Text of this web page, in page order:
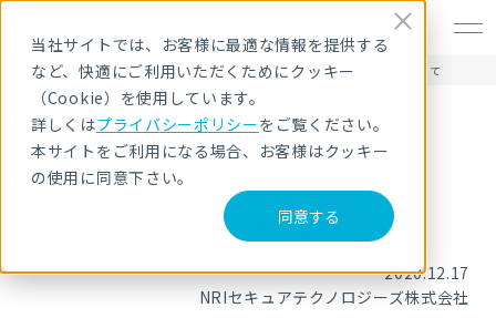
当社サイトでは、お客様に最適な情報を提供する
など、快適にご利用いただくためにクッキー
（Cookie）を使用しています。
詳しくはプライバシーポリシーをご覧ください。
本サイトをご利用になる場合、お客様はクッキー
の使用に同意下さい。
同意する
HOME ニュース・トピックス 新型コロナウイルス感染者の発生について
お知らせ
新型コロナウイルス感染者の発生について
2020.12.17
NRIセキュアテクノロジーズ株式会社